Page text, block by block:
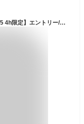
【3/4 20:00〜20:59】D会員限定P10倍&【3/5 4h限定】エントリー/D会員P10倍&抽選で最大100％ポイントバック コールマン ツーウェイキャプテンチェア(レッド) (2000031282) キャンプ チェア 折りたたみ イス Coleman